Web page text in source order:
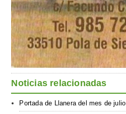
Noticias relacionadas
Portada de Llanera del mes de julio